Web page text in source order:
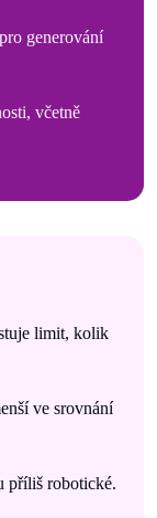
generování
včetně
limit, kolik
ve srovnání
příliš robotické.